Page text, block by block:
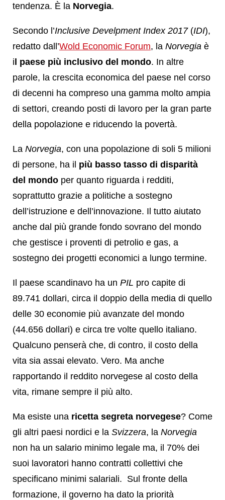
tendenza. È la Norvegia.
Secondo l’Inclusive Develpment Index 2017 (IDI),
redatto dall’Wold Economic Forum, la Norvegia è
il paese più inclusivo del mondo. In altre
parole, la crescita economica del paese nel corso
di decenni ha compreso una gamma molto ampia
di settori, creando posti di lavoro per la gran parte
della popolazione e riducendo la povertà.
La Norvegia, con una popolazione di soli 5 milioni
di persone, ha il più basso tasso di disparità
del mondo per quanto riguarda i redditi,
soprattutto grazie a politiche a sostegno
dell’istruzione e dell’innovazione. Il tutto aiutato
anche dal più grande fondo sovrano del mondo
che gestisce i proventi di petrolio e gas, a
sostegno dei progetti economici a lungo termine.
Il paese scandinavo ha un PIL pro capite di
89.741 dollari, circa il doppio della media di quello
delle 30 economie più avanzate del mondo
(44.656 dollari) e circa tre volte quello italiano.
Qualcuno penserà che, di contro, il costo della
vita sia assai elevato. Vero. Ma anche
rapportando il reddito norvegese al costo della
vita, rimane sempre il più alto.
Ma esiste una ricetta segreta norvegese? Come
gli altri paesi nordici e la Svizzera, la Norvegia
non ha un salario minimo legale ma, il 70% dei
suoi lavoratori hanno contratti collettivi che
specificano minimi salariali. Sul fronte della
formazione, il governo ha dato la priorità